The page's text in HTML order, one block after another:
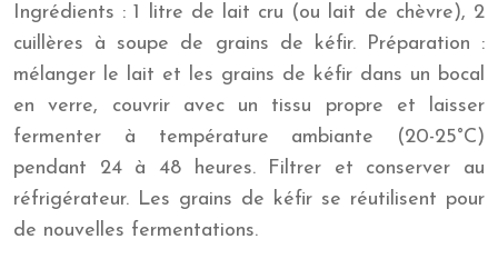
Ingrédients : 1 litre de lait cru (ou lait de chèvre), 2
cuillères à soupe de grains de kéfir. Préparation :
mélanger le lait et les grains de kéfir dans un bocal
en verre, couvrir avec un tissu propre et laisser
fermenter à température ambiante (20-25°C)
pendant 24 à 48 heures. Filtrer et conserver au
réfrigérateur. Les grains de kéfir se réutilisent pour
de nouvelles fermentations.